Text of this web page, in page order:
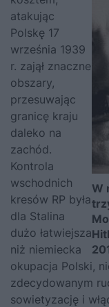
W
atakując
Polskę 17
września 1939
r. zajął znaczne
obszary,
przesuwając
granicę kraju
daleko na
zachód.
Kontrola
wschodnich
kresów RP była
dla Stalina
dużo łatwiejsza
niż niemiecka
okupacja Polski,
zdecydowanym
sowietyzację i